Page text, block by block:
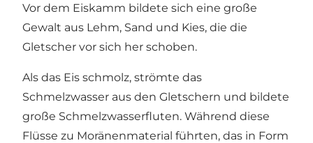
Vor dem Eiskamm bildete sich eine große
Gewalt aus Lehm, Sand und Kies, die die
Gletscher vor sich her schoben.
Als das Eis schmolz, strömte das
Schmelzwasser aus den Gletschern und bildete
große Schmelzwasserfluten. Während diese
Flüsse zu Moränenmaterial führten, das in Form